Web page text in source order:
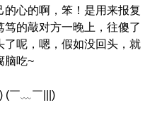
心的啊，笨！是用来报复
的敲对方一晚上，往傻了
呢，嗯，假如没回头，就
脑吃~
(￣﹏￣|||)